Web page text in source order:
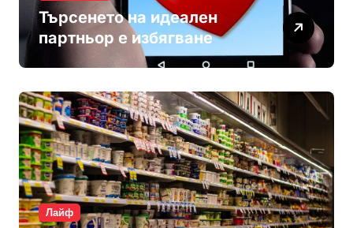
Търсенето на идеален
партньор е избягване
Лайф